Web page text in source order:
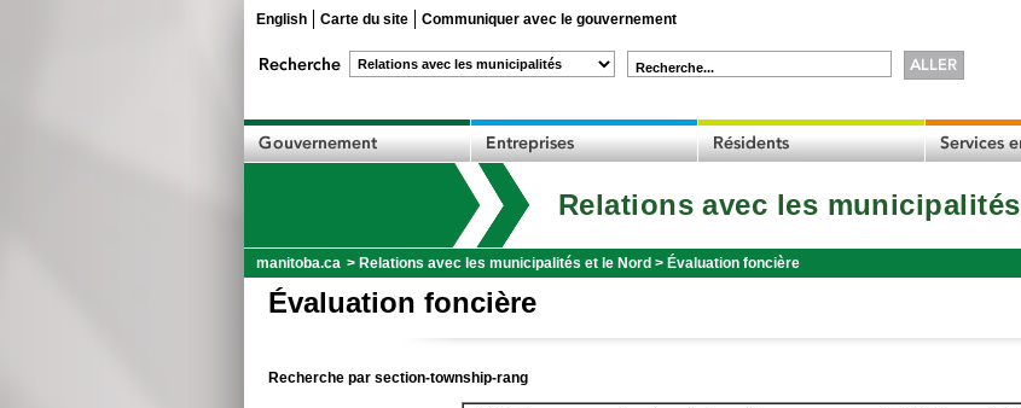
English Carte du site Communiquer avec le gouvernement
Recherche...
Relations avec les municipalités
manitoba.ca > Relations avec les municipalités et le Nord > Évaluation foncière
Évaluation foncière
Recherche par section-township-rang